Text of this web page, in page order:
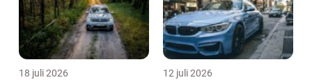
18 juli 2026 12 juli 2026